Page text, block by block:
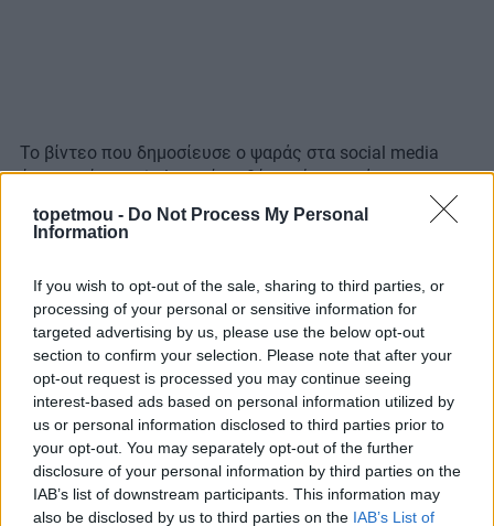
topetmou - Do Not Process My Personal
Information
If you wish to opt-out of the sale, sharing to third parties, or
processing of your personal or sensitive information for
targeted advertising by us, please use the below opt-out
section to confirm your selection. Please note that after your
opt-out request is processed you may continue seeing
interest-based ads based on personal information utilized by
us or personal information disclosed to third parties prior to
your opt-out. You may separately opt-out of the further
disclosure of your personal information by third parties on the
IAB’s list of downstream participants. This information may
also be disclosed by us to third parties on the IAB’s List of
Το βίντεο που δημοσίευσε ο ψαράς στα social media
έγινε αμέσως viral, αφού το θέαμα ήταν σπάνιο και